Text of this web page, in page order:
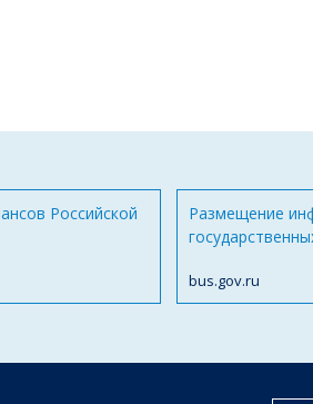
Российской
Размещение
bus.gov.ru